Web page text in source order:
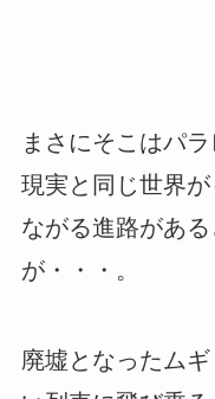
まさにそこはパラ
現実と同じ世界
ながる進路があ
が・・・。
廃墟となったム